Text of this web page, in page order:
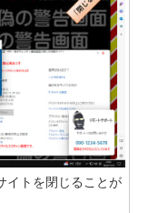
イトを閉じることが